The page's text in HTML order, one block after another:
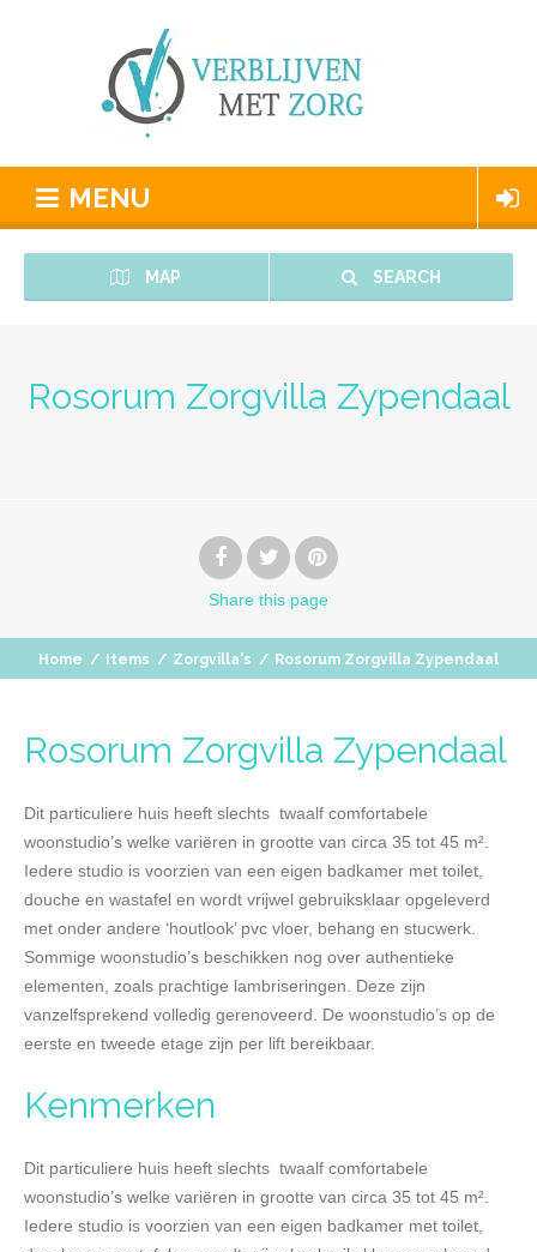
MENU
MAP SEARCH
Rosorum Zorgvilla Zypendaal
Share this page
Home / Items / Zorgvilla's / Rosorum Zorgvilla Zypendaal
Rosorum Zorgvilla Zypendaal
Dit particuliere huis heeft slechts twaalf comfortabele
woonstudio’s welke variëren in grootte van circa 35 tot 45 m².
Iedere studio is voorzien van een eigen badkamer met toilet,
douche en wastafel en wordt vrijwel gebruiksklaar opgeleverd
met onder andere ‘houtlook’ pvc vloer, behang en stucwerk.
Sommige woonstudio’s beschikken nog over authentieke
elementen, zoals prachtige lambriseringen. Deze zijn
vanzelfsprekend volledig gerenoveerd. De woonstudio’s op de
eerste en tweede etage zijn per lift bereikbaar.
Kenmerken
Dit particuliere huis heeft slechts twaalf comfortabele
woonstudio’s welke variëren in grootte van circa 35 tot 45 m².
Iedere studio is voorzien van een eigen badkamer met toilet,